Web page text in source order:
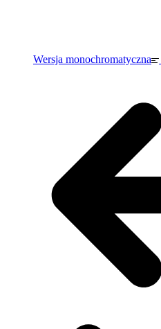
Wersja monochromatyczna